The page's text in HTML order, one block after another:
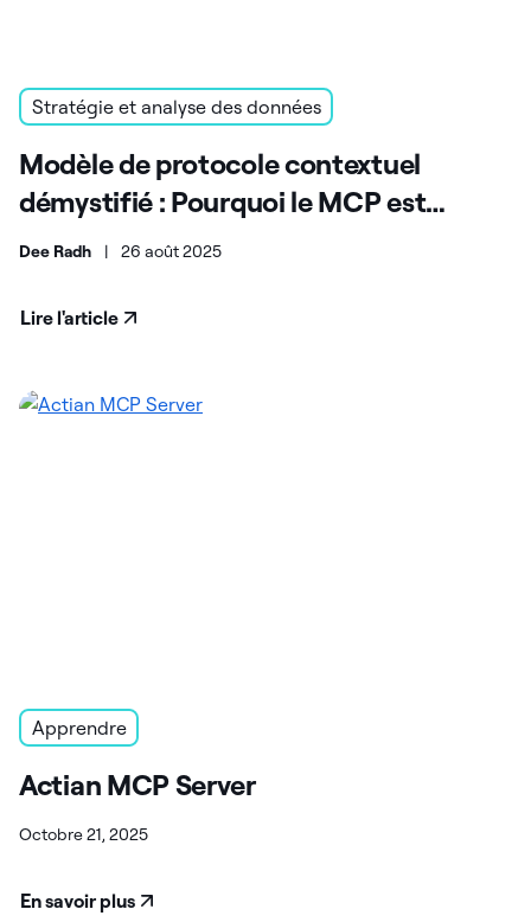
Stratégie et analyse des données
Modèle de protocole contextuel
démystifié : Pourquoi le MCP est
partout
Dee Radh | 26 août 2025
Lire l'article
Apprendre
Actian MCP Server
Octobre 21, 2025
En savoir plus